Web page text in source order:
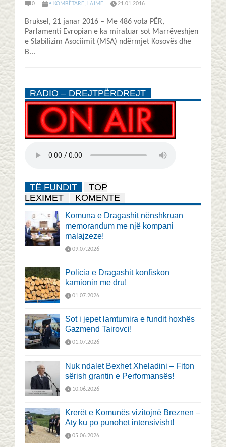
0 • KOMBËTARE, LAJME 21.01.2016
Bruksel, 21 janar 2016 – Me 486 vota PËR,
Parlamenti Evropian e ka miratuar sot Marrëveshjen
e Stabilizim Asociimit (MSA) ndërmjet Kosovës dhe
B...
RADIO – DREJTPËRDREJT
TË FUNDIT
TOP
LEXIMET
KOMENTE
Komuna e Dragashit nënshkruan
memorandum me një kompani
malajzeze!
09.07.2026
Policia e Dragashit konfiskon
kamionin me dru!
01.07.2026
Sot i jepet lamtumira e fundit hoxhës
Gazmend Tairovci!
01.07.2026
Nuk ndalet Bexhet Xheladini – Fiton
sërish grantin e Performansës!
10.06.2026
Krerët e Komunës vizitojnë Breznen –
Aty ku po punohet intensivisht!
05.06.2026